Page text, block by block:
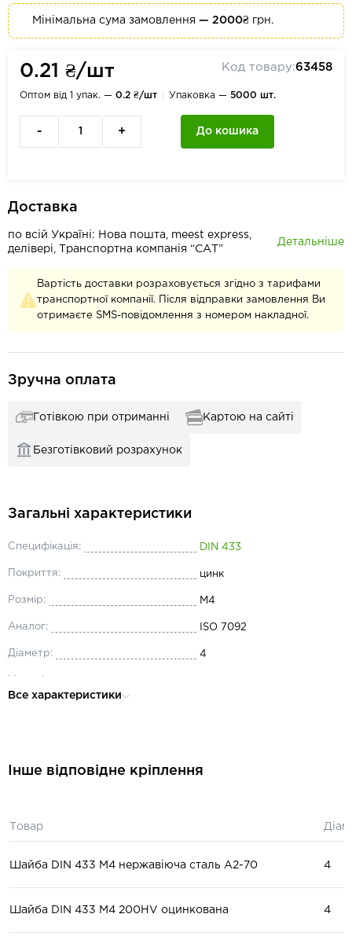
Мінімальна сума замовлення — 2000₴ грн.
0.21 ₴/шт Код товару:63458
Оптом від 1 упак. — 0.2 ₴/шт Упаковка — 5000 шт.
- + До кошика
Доставка
по всій Україні: Нова пошта, meest express,
делівері, Транспортна компанія “САТ”
Детальніше
Вартість доставки розраховується згідно з тарифами
транспортної компанії. Після відправки замовлення Ви
отримаєте SMS-повідомлення з номером накладної.
Зручна оплата
Готівкою при отриманні Картою на сайті
Безготівковий розрахунок
Загальні характеристики
Специфікація: DIN 433
Покриття: цинк
Розмір: М4
Аналог: ISO 7092
Діаметр: 4
Все характеристики
Інше відповідне кріплення
Товар
Шайба DIN 433 М4 нержавіюча сталь А2-70 4
Шайба DIN 433 М4 200HV оцинкована 4